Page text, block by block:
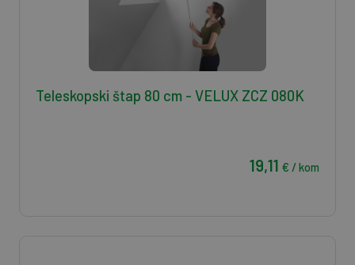
Teleskopski štap 80 cm - VELUX ZCZ 080K
19,11 € / kom